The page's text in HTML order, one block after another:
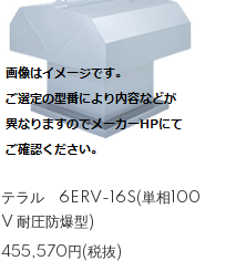
テラル 6ERV-16S(単相100
V 耐圧防爆型)
455,570円(税抜)